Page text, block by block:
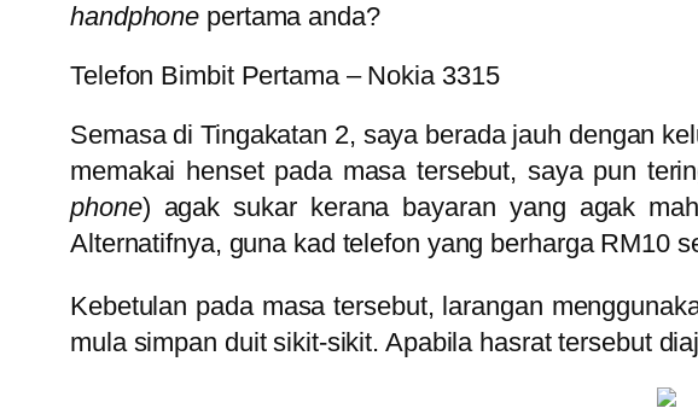
handphone pertama anda?
Telefon Bimbit Pertama – Nokia 3315
Semasa di Tingakatan 2, saya berada jauh dengan
memakai henset pada masa tersebut, saya pun
phone) agak sukar kerana bayaran yang agak
Alternatifnya, guna kad telefon yang berharga RM10
Kebetulan pada masa tersebut, larangan
mula simpan duit sikit-sikit. Apabila hasrat tersebut